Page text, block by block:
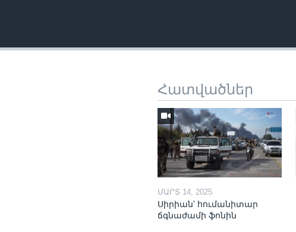
Հատվածներ
ՄԱՐՏ 14, 2025
Սիրիան՝ հումանիտար
ճգնաժամի ֆոնին